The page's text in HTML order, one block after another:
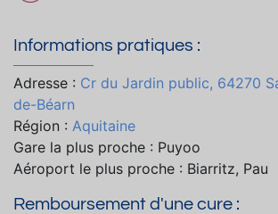
Informations pratiques :
Adresse : Cr du Jardin public, 64270
de-Béarn
Région : Aquitaine
Gare la plus proche : Puyoo
Aéroport le plus proche : Biarritz, Pau
Remboursement d'une cure :